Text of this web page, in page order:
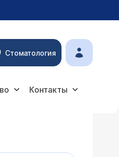
Стоматология
Контакты